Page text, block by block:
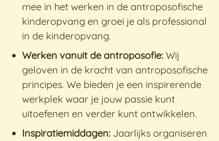
mee in het werken in de antroposofische
kinderopvang en groei je als professional
in de kinderopvang.
Werken vanuit de antroposofie: Wij
geloven in de kracht van antroposofische
principes. We bieden je een inspirerende
werkplek waar je jouw passie kunt
uitoefenen en verder kunt ontwikkelen.
Inspiratiemiddagen: Jaarlijks organiseren